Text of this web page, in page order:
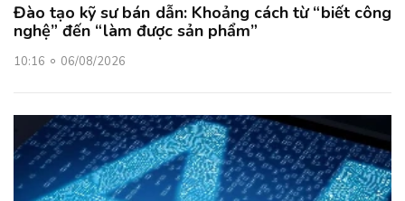
Đào tạo kỹ sư bán dẫn: Khoảng cách từ “biết công
nghệ” đến “làm được sản phẩm”
10:16 06/08/2026